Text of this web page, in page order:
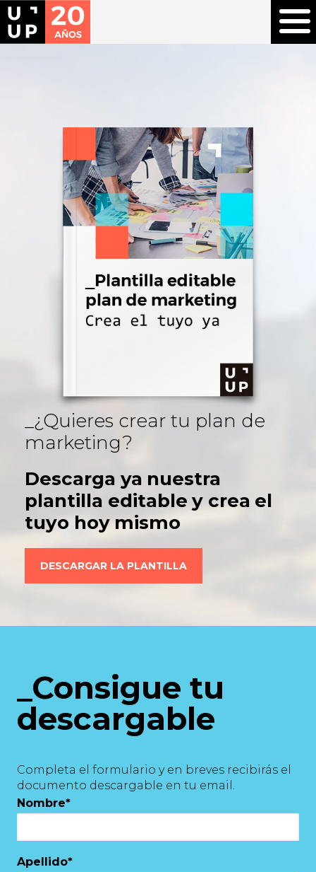
¿Quieres crear tu plan de
marketing?
Descarga ya nuestra
plantilla editable y crea el
tuyo hoy mismo
DESCARGAR LA PLANTILLA
_Consigue tu
descargable
Completa el formulario y en breves recibirás el
documento descargable en tu email.
Nombre*
Apellido*